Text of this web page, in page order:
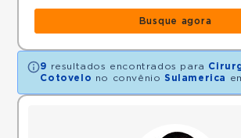
Busque agora
9 resultados encontrados para
Cotovelo no convênio Sulamerica